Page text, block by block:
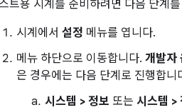
트용 시계를 준비하려면 다음 단계
시계에서 설정 메뉴를 엽니다.
메뉴 하단으로 이동합니다. 개발자
은 경우에는 다음 단계로 진행합니
시스템 > 정보 또는 시스템 >